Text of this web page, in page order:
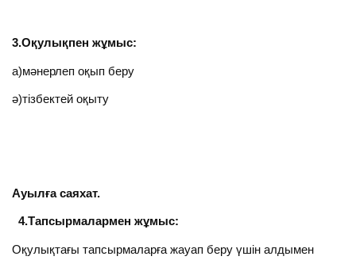
3.Оқулықпен жұмыс:
а)мәнерлеп оқып беру
ә)тізбектей оқыту
Ауылға саяхат.
4.Тапсырмалармен жұмыс:
Оқулықтағы тапсырмаларға жауап беру үшін алдымен